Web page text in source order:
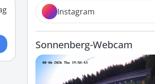
Instagram
Sonnenberg-Webcam